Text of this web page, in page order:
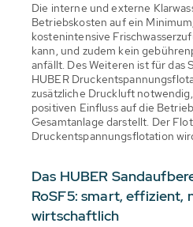
Die interne und externe
Betriebskosten auf ein
kostenintensive
kann, und zudem kein
anfällt. Des Weiteren ist für das
HUBER
zusätzliche Druckluft
positiven Einfluss auf die
Gesamtanlage darstellt. Der
Druckentspannungsflotation
Das HUBER
RoSF5: smart, effizient,
wirtschaftlich